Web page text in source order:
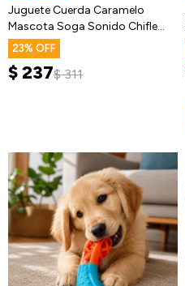
Juguete Cuerda Caramelo
Mascota Soga Sonido Chifle
Grande
23
$237$ 311